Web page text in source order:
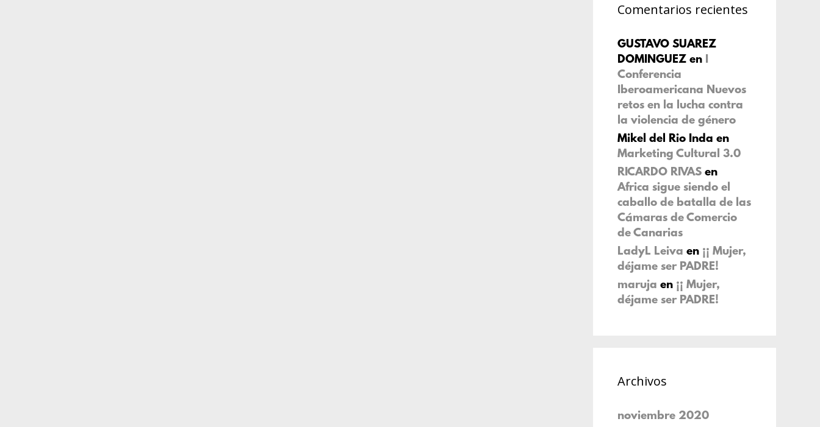
Comentarios recientes
GUSTAVO SUAREZ
DOMINGUEZ en I
Conferencia
Iberoamericana Nuevos
retos en la lucha contra
la violencia de género
Mikel del Rio Inda en
Marketing Cultural 3.0
RICARDO RIVAS en
Africa sigue siendo el
caballo de batalla de las
Cámaras de Comercio
de Canarias
LadyL Leiva en ¡¡ Mujer,
déjame ser PADRE!
maruja en ¡¡ Mujer,
déjame ser PADRE!
Archivos
noviembre 2020